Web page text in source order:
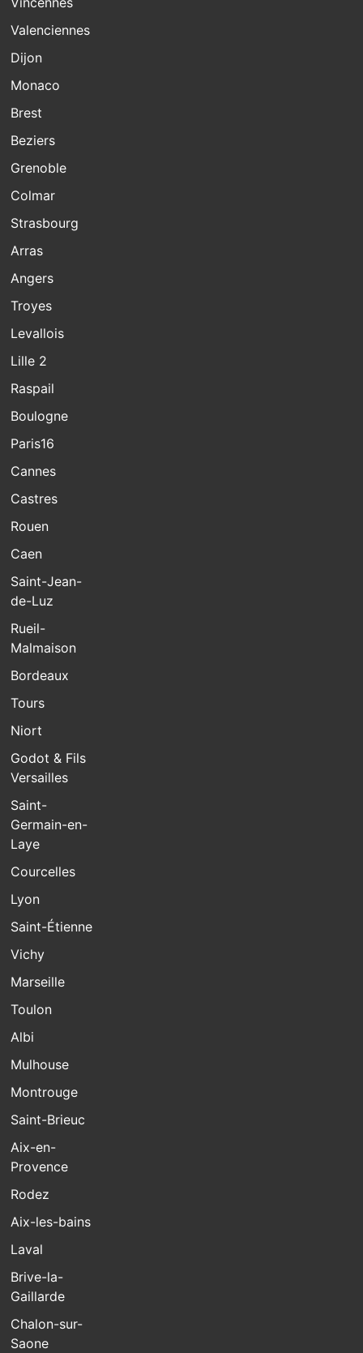
Valenciennes
Dijon
Monaco
Brest
Beziers
Grenoble
Colmar
Strasbourg
Arras
Angers
Troyes
Levallois
Lille 2
Raspail
Boulogne
Paris16
Cannes
Castres
Rouen
Caen
Saint-Jean-
de-Luz
Rueil-
Malmaison
Bordeaux
Tours
Niort
Godot & Fils
Versailles
Saint-
Germain-en-
Laye
Courcelles
Lyon
Saint-Étienne
Vichy
Marseille
Toulon
Albi
Mulhouse
Montrouge
Saint-Brieuc
Aix-en-
Provence
Rodez
Aix-les-bains
Laval
Brive-la-
Gaillarde
Chalon-sur-
Saone